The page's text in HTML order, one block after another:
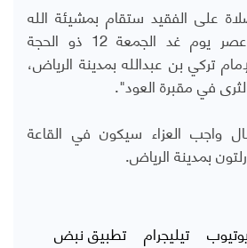
على الفقيد ستقام بمشيئة الله
تعالى، عقب صلاة عصر يوم غد الجمعة 12 ذو الحجة
تركي بن عبدالله بمدينة الرياض،
في مقبرة العود".
واجب العزاء سيكون في القاعة
بمدينة الرياض.
يوتيوب تيليجرام تطبيق نبض